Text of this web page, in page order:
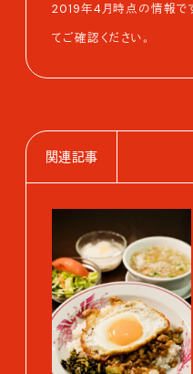
2019年4月時点の情報で
てご確認ください。
関連記事